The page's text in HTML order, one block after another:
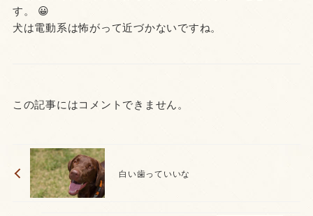
す。 😀
犬は電動系は怖がって近づかないですね。
この記事にはコメントできません。
白い歯っていいな